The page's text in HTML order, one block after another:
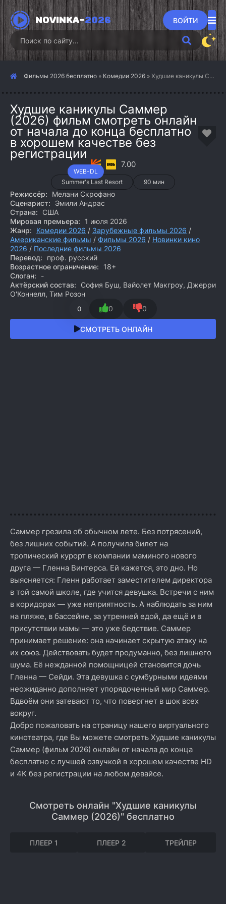
NOVINKA-2026 ВОЙТИ
Фильмы 2026 бесплатно » Комедии 2026 » Худшие каникулы Саммер (2026)
Худшие каникулы Саммер
(2026) фильм смотреть онлайн
от начала до конца бесплатно
в хорошем качестве без
регистрации
WEB-DL
7.00
Summer's Last Resort 90 мин
Режиссёр:
Мелани Скрофано
Сценарист:
Эмили Андрас
Страна:
США
Мировая премьера:
1 июля 2026
Жанр:
Комедии 2026 / Зарубежные фильмы 2026 /
Американские фильмы / Фильмы 2026 / Новинки кино
2026 / Последние фильмы 2026
Перевод:
проф. русский
Возрастное ограничение:
18+
Слоган:
-
Актёрский состав:
София Буш, Вайолет Макгроу, Джерри
О'Коннелл, Тим Розон
0 0 0
СМОТРЕТЬ ОНЛАЙН
Саммер грезила об обычном лете. Без потрясений,
без лишних событий. А получила билет на
тропический курорт в компании маминого нового
друга — Гленна Винтерса. Ей кажется, это дно. Но
выясняется: Гленн работает заместителем директора
в той самой школе, где учится девушка. Встречи с ним
в коридорах — уже неприятность. А наблюдать за ним
на пляже, в бассейне, за утренней едой, да ещё и в
присутствии мамы — это уже бедствие. Саммер
принимает решение: она начинает скрытую атаку на
их союз. Действовать будет продуманно, без лишнего
шума. Её нежданной помощницей становится дочь
Гленна — Сейди. Эта девушка с сумбурными идеями
неожиданно дополняет упорядоченный мир Саммер.
Вдвоём они затевают то, что повергнет в шок всех
вокруг.
Добро пожаловать на страницу нашего виртуального
кинотеатра, где Вы можете смотреть Худшие каникулы
Саммер (фильм 2026) онлайн от начала до конца
бесплатно с лучшей озвучкой в хорошем качестве HD
и 4K без регистрации на любом девайсе.
Смотреть онлайн "Худшие каникулы
Саммер (2026)" бесплатно
ПЛЕЕР 1 ПЛЕЕР 2 ТРЕЙЛЕР